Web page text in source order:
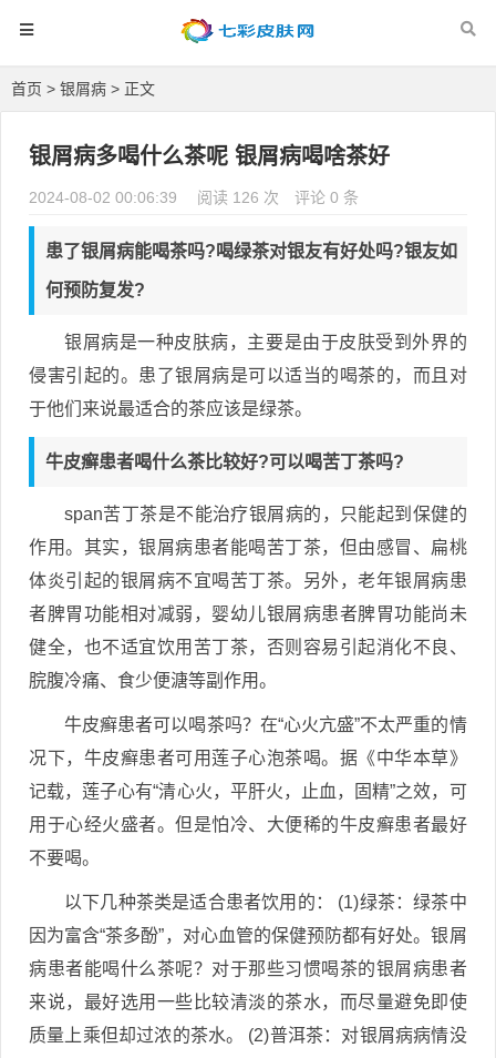
首页 > 银屑病 > 正文
银屑病多喝什么茶呢 银屑病喝啥茶好
2024-08-02 00:06:39 阅读 126 次 评论 0 条
患了银屑病能喝茶吗?喝绿茶对银友有好处吗?银友如
何预防复发?
银屑病是一种皮肤病，主要是由于皮肤受到外界的
侵害引起的。患了银屑病是可以适当的喝茶的，而且对
于他们来说最适合的茶应该是绿茶。
牛皮癣患者喝什么茶比较好?可以喝苦丁茶吗?
span苦丁茶是不能治疗银屑病的，只能起到保健的
作用。其实，银屑病患者能喝苦丁茶，但由感冒、扁桃
体炎引起的银屑病不宜喝苦丁茶。另外，老年银屑病患
者脾胃功能相对减弱，婴幼儿银屑病患者脾胃功能尚未
健全，也不适宜饮用苦丁茶，否则容易引起消化不良、
脘腹冷痛、食少便溏等副作用。
牛皮癣患者可以喝茶吗？在“心火亢盛”不太严重的情
况下，牛皮癣患者可用莲子心泡茶喝。据《中华本草》
记载，莲子心有“清心火，平肝火，止血，固精”之效，可
用于心经火盛者。但是怕冷、大便稀的牛皮癣患者最好
不要喝。
以下几种茶类是适合患者饮用的： (1)绿茶：绿茶中
因为富含“茶多酚”，对心血管的保健预防都有好处。银屑
病患者能喝什么茶呢？对于那些习惯喝茶的银屑病患者
来说，最好选用一些比较清淡的茶水，而尽量避免即使
质量上乘但却过浓的茶水。 (2)普洱茶：对银屑病病情没